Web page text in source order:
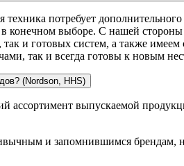
потребует
конечном выборе. С нашей
и готовых систем, а также
так и всегда готовы к новым
(Nordson, HHS)
ассортимент выпускаемой
и запомнившимся брендам,